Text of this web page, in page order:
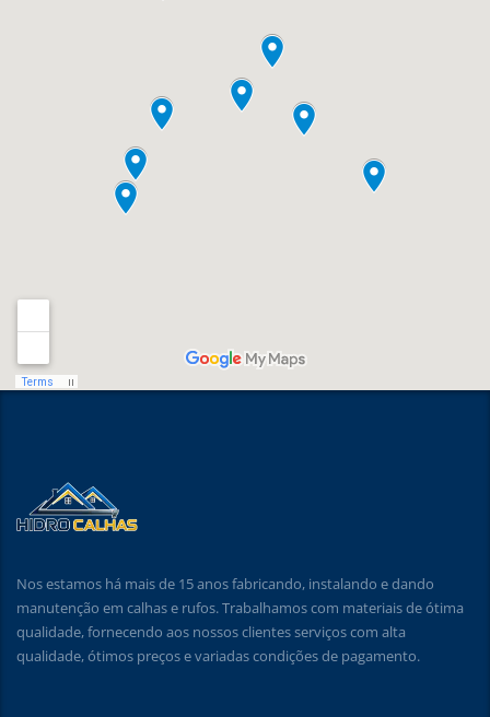
Nos estamos há mais de 15 anos fabricando, instalando e dando
manutenção em calhas e rufos. Trabalhamos com materiais de ótima
qualidade, fornecendo aos nossos clientes serviços com alta
qualidade, ótimos preços e variadas condições de pagamento.